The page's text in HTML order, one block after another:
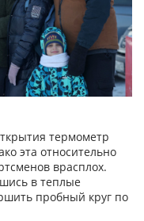
термометр
эта относительно
врасплох.
в теплые
пробный круг по